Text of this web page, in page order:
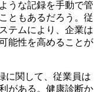
うな記録を手動で管
ともあるだろう。従
テムにより、企業は
能性を高めることが
に関して、従業員は
がある。健康診断か